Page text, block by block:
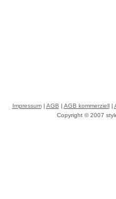
Impressum| AGB | AGB kommerziell|
Copyright © 2007